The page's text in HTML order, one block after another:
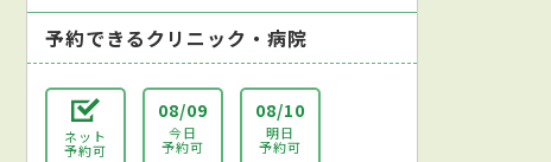
予約できるクリニック・病院
ネット
予約可
08/09
今日
予約可
08/10
明日
予約可